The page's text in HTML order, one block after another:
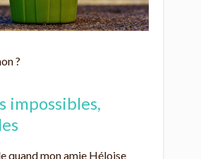
?
impossibles,
quand mon amie Héloise